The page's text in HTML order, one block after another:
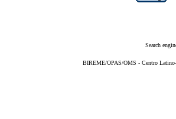
Search
BIREME/OPAS/OMS - Centro Latino-